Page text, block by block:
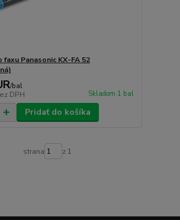
faxu Panasonic KX-FA 52
/bal
DPH Skladom 1 bal
Pridať do košíka
strana z 1